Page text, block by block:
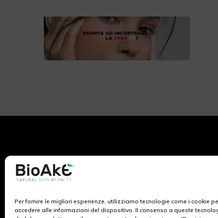
Per fornire le migliori esperienze, utilizziamo tecnologie come i cookie
accedere alle informazioni del dispositivo. Il consenso a queste
BioAké nasce dall’ispirazione e lo studio dei ricercatori
di Ekuberg Pharma, azienda da sempre impegnata nel